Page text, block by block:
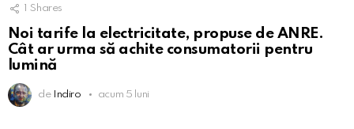
1 Shares
Noi tarife la electricitate, propuse de ANRE.
Cât ar urma să achite consumatorii pentru
lumină
de Indiro acum 5 luni